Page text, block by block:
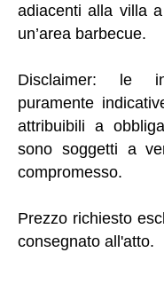
adiacenti alla villa
un’area barbecue.
Disclaimer: le
puramente
attribuibili a
sono soggetti a
compromesso.
Prezzo richiesto
consegnato all'atto.